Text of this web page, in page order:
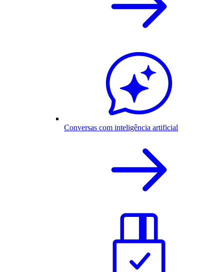
Conversas com inteligência artificial